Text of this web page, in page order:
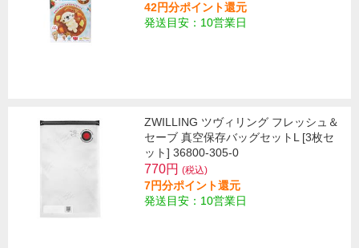
42円分ポイント還元
発送目安：10営業日
ZWILLING ツヴィリング フレッシュ＆
セーブ 真空保存バッグセットL [3枚セ
ット] 36800-305-0
770円 (税込)
7円分ポイント還元
発送目安：10営業日